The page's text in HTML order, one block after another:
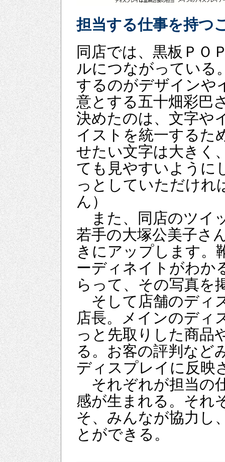
担当する仕事を持つ
同店では、黒板ＰＯ
ルにつながっている
するのがデザインや
意とする五十畑彩巴
決めたのは、文字や
イストを統一するた
せたい文字は大きく
ても見やすいように
っとしていただけれ
ん）
また、同店のツイ
若手の大塚公美子さ
きにアップします。
ーディネイトがわか
らって、その写真を
そして店舗のディ
店長。メインのディ
っと先取りした商品
る。お客の評判など
ディスプレイに反映
それぞれが担当の
感が生まれる。それ
そ、みんなが協力し
とができる。